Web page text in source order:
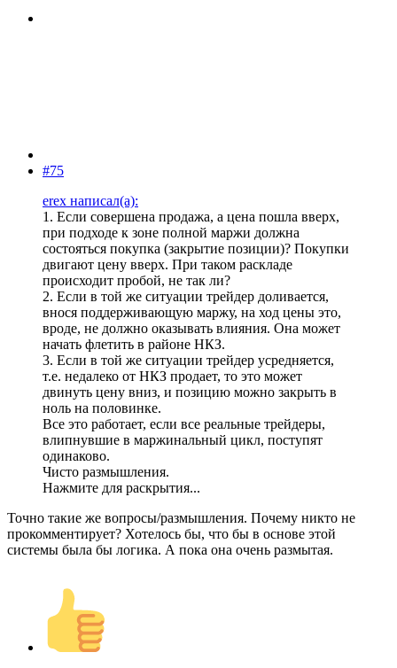
#75
erex написал(а):
1. Если совершена продажа, а цена пошла вверх,
при подходе к зоне полной маржи должна
состояться покупка (закрытие позиции)? Покупки
двигают цену вверх. При таком раскладе
происходит пробой, не так ли?
2. Если в той же ситуации трейдер доливается,
внося поддерживающую маржу, на ход цены это,
вроде, не должно оказывать влияния. Она может
начать флетить в районе НКЗ.
3. Если в той же ситуации трейдер усредняется,
т.е. недалеко от НКЗ продает, то это может
двинуть цену вниз, и позицию можно закрыть в
ноль на половинке.
Все это работает, если все реальные трейдеры,
влипнувшие в маржинальный цикл, поступят
одинаково.
Чисто размышления.
Нажмите для раскрытия...
Точно такие же вопросы/размышления. Почему никто не
прокомментирует? Хотелось бы, что бы в основе этой
системы была бы логика. А пока она очень размытая.